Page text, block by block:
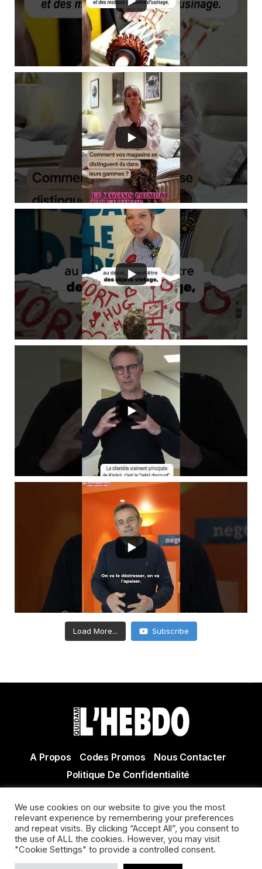
Load More... Subscribe
A Propos Codes Promos
Nous Contacter
Politique De Confidentialité
Actualité Agen - Actualité en lot et Garonne - Actualité
Villeneuve sur Lot
We use cookies on our website to give you the most
relevant experience by remembering your preferences
and repeat visits. By clicking “Accept All”, you consent to
the use of ALL the cookies. However, you may visit
"Cookie Settings" to provide a controlled consent.